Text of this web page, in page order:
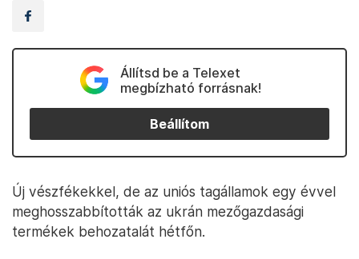
Állítsd be a Telexet
megbízható forrásnak!
Beállítom
Új vészfékekkel, de az uniós tagállamok egy évvel
meghosszabbították az ukrán mezőgazdasági
termékek behozatalát hétfőn.